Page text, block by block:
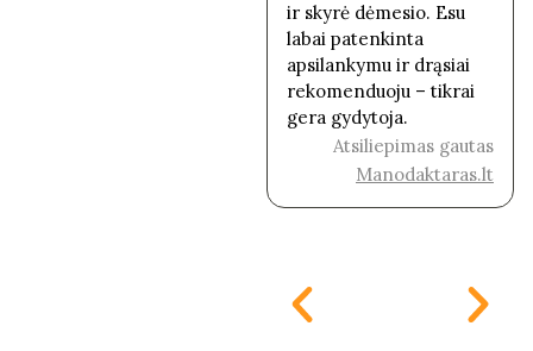
ir skyrė dėmesio. Esu
labai patenkinta
apsilankymu ir drąsiai
rekomenduoju – tikrai
gera gydytoja.
Atsiliepimas gautas
Manodaktaras.lt